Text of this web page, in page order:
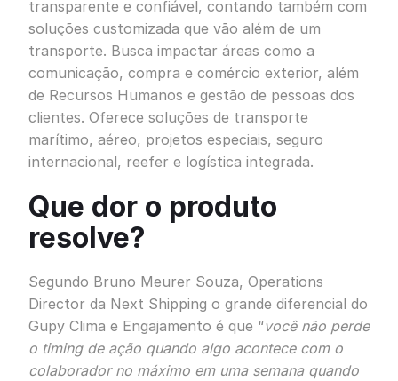
transparente e confiável, contando também com
soluções customizada que vão além de um
transporte. Busca impactar áreas como a
comunicação, compra e comércio exterior, além
de Recursos Humanos e gestão de pessoas dos
clientes. Oferece soluções de transporte
marítimo, aéreo, projetos especiais, seguro
internacional, reefer e logística integrada.
Que dor o produto
resolve?
Segundo Bruno Meurer Souza, Operations
Director da Next Shipping o grande diferencial do
Gupy Clima e Engajamento é que “você não perde
o timing de ação quando algo acontece com o
colaborador no máximo em uma semana quando